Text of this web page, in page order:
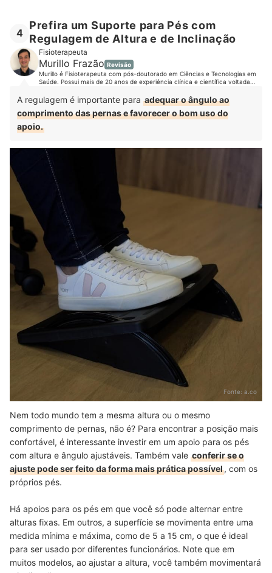
4
Prefira um Suporte para Pés com
Regulagem de Altura e de Inclinação
Fisioterapeuta
Murillo Frazão Revisão
Murillo é Fisioterapeuta com pós-doutorado em Ciências e Tecnologias em
Saúde. Possui mais de 20 anos de experiência clínica e científica voltada
desenvolvimento de tecnologias para reabilitação. Já prestou assistência a
milhares de pacientes, tanto em nível ambulatorial quanto hospitalar.
A regulagem é importante para adequar o ângulo ao
comprimento das pernas e favorecer o bom uso do
apoio.
Fonte: a.co
Nem todo mundo tem a mesma altura ou o mesmo
comprimento de pernas, não é? Para encontrar a posição mais
confortável, é interessante investir em um apoio para os pés
com altura e ângulo ajustáveis. Também vale conferir se o
ajuste pode ser feito da forma mais prática possível, com os
próprios pés.
Há apoios para os pés em que você só pode alternar entre
alturas fixas. Em outros, a superfície se movimenta entre uma
medida mínima e máxima, como de 5 a 15 cm, o que é ideal
para ser usado por diferentes funcionários. Note que em
muitos modelos, ao ajustar a altura, você também movimentará